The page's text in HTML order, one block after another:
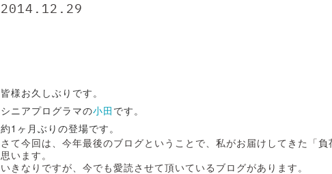
2014.12.29
皆様お久しぶりです。
シニアプログラマの小田 です。
約1ヶ月ぶりの登場です。
さて今回は、今年最後のブログということで、私がお届けしてきた「
思います。
いきなりですが、今でも愛読させて頂いているブログがあります。